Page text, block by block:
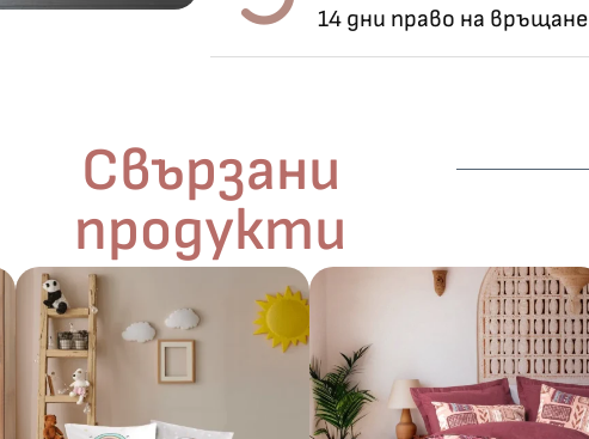
14 дни право на връщане
Свързани
продукти